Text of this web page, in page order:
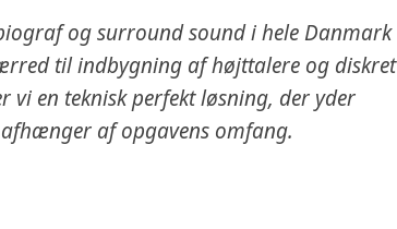
og surround sound i hele Danmark
til indbygning af højttalere og diskret
en teknisk perfekt løsning, der yder
af opgavens omfang.